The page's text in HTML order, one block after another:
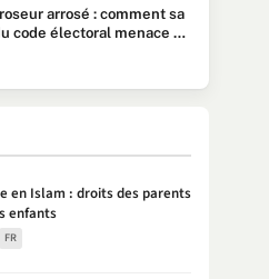
arrosé : comment sa
code électoral menace sa
en Islam : droits des parents
enfants
FR